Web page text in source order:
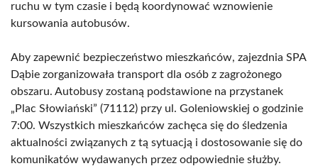
ruchu w tym czasie i będą koordynować wznowienie
kursowania autobusów.
Aby zapewnić bezpieczeństwo mieszkańców, zajezdnia SPA
Dąbie zorganizowała transport dla osób z zagrożonego
obszaru. Autobusy zostaną podstawione na przystanek
„Plac Słowiański” (71112) przy ul. Goleniowskiej o godzinie
7:00. Wszystkich mieszkańców zachęca się do śledzenia
aktualności związanych z tą sytuacją i dostosowanie się do
komunikatów wydawanych przez odpowiednie służby.